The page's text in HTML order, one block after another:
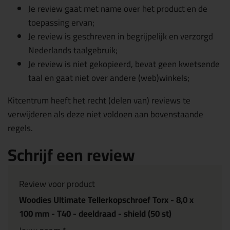
Je review gaat met name over het product en de
toepassing ervan;
Je review is geschreven in begrijpelijk en verzorgd
Nederlands taalgebruik;
Je review is niet gekopieerd, bevat geen kwetsende
taal en gaat niet over andere (web)winkels;
Kitcentrum heeft het recht (delen van) reviews te
verwijderen als deze niet voldoen aan bovenstaande
regels.
Schrijf een review
Review voor product
Woodies Ultimate Tellerkopschroef Torx - 8,0 x
100 mm - T40 - deeldraad - shield (50 st)